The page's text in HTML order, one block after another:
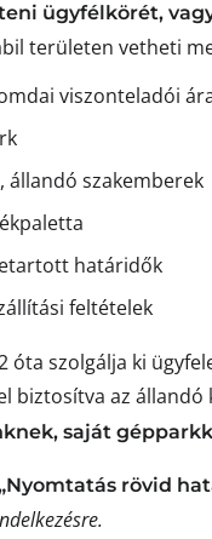
ügyfélkörét,
területen vetheti
viszonteladói
állandó szakemberek
határidők
feltételek
óta szolgálja ki
biztosítva az
saját
rövid